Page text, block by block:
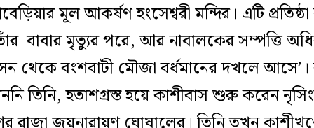
মূল আকর্ষণ হংসেশ্বরী মন্দির। এটি
বাবার মৃত্যুর পরে, আর নাবালকের সম্পত্তি
থেকে বংশবাটী মৌজা বর্ধমানের দখলে
তিনি, হতাশগ্রস্ত হয়ে কাশীবাস শুরু করেন